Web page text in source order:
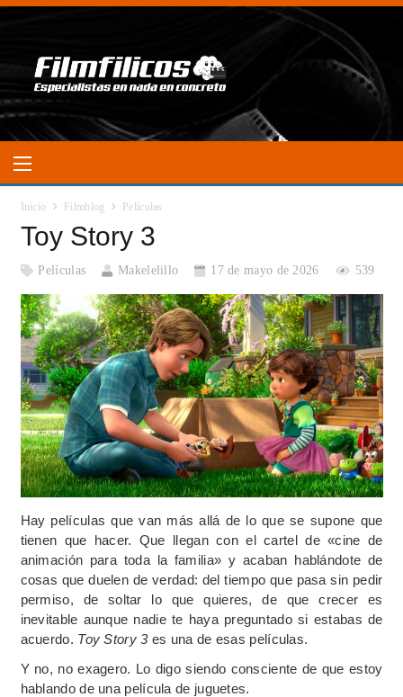
Inicio Filmblog Películas
Toy Story 3
Películas Makelelillo 17 de mayo de 2026 539
Hay películas que van más allá de lo que se supone que
tienen que hacer. Que llegan con el cartel de «cine de
animación para toda la familia» y acaban hablándote de
cosas que duelen de verdad: del tiempo que pasa sin pedir
permiso, de soltar lo que quieres, de que crecer es
inevitable aunque nadie te haya preguntado si estabas de
acuerdo. Toy Story 3es una de esas películas.
Y no, no exagero. Lo digo siendo consciente de que estoy
hablando de una película de juguetes.